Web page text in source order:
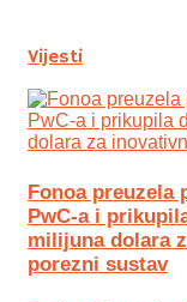
Vijesti
Fonoa preuzela
PwC-a i
milijuna dolara
porezni sustav